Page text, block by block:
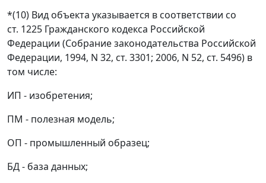
*(10) Вид объекта указывается в соответствии со
ст. 1225 Гражданского кодекса Российской
Федерации (Собрание законодательства Российской
Федерации, 1994, N 32, ст. 3301; 2006, N 52, ст. 5496) в
том числе:
ИП - изобретения;
ПМ - полезная модель;
ОП - промышленный образец;
БД - база данных;